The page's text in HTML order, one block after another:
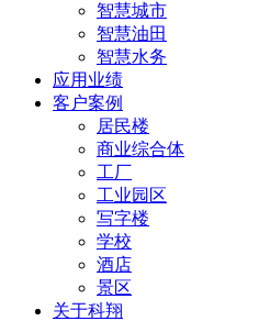
智慧城市
智慧油田
智慧水务
应用业绩
客户案例
居民楼
商业综合体
工厂
工业园区
写字楼
学校
酒店
景区
关于科翔